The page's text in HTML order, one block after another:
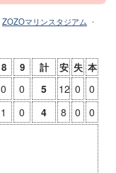
ZOZOマリンスタジアム ・
8 9 計 安 失 本
0 0 5 12 0
0
1 0 4 8 0
0